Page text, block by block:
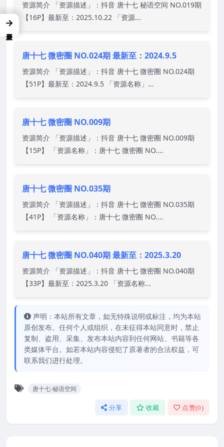
资源简介 「资源描述」：抖音 唐十七 秘语空间 NO.019期
【16P】最新至：2025.10.22 「资源...
唐十七 微密圈 NO.024期 最新至：2024.9.5
资源简介 「资源描述」：抖音 唐十七 微密圈 NO.024期
【51P】最新至：2024.9.5 「资源名称」...
唐十七 微密圈 NO.009期
资源简介 「资源描述」：抖音 唐十七 微密圈 NO.009期
【15P】 「资源名称」：唐十七 微密圈 NO....
唐十七 微密圈 NO.035期
资源简介 「资源描述」：抖音 唐十七 微密圈 NO.035期
【41P】 「资源名称」：唐十七 微密圈 NO....
唐十七 微密圈 NO.040期 最新至：2025.3.20
资源简介 「资源描述」：抖音 唐十七 微密圈 NO.040期
【33P】最新至：2025.3.20 「资源名称...
声明：本站所有文章，如无特殊说明或标注，均为本站
原创发布。任何个人或组织，在未征得本站同意时，禁止
复制、盗用、采集、发布本站内容到任何网站、书籍等各
类媒体平台。如若本站内容侵犯了原著者的合法权益，可
联系我们进行处理。
唐十七-秘语空间
分享 收藏 点赞(0)
→